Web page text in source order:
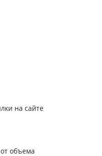
на сайте
объема